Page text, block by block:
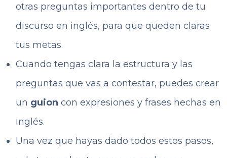
otras preguntas importantes dentro de tu
discurso en inglés, para que queden claras
tus metas.
Cuando tengas clara la estructura y las
preguntas que vas a contestar, puedes crear
un guion con expresiones y frases hechas en
inglés.
Una vez que hayas dado todos estos pasos,